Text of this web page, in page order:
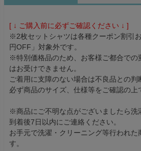
[ ↓ ご購入前に必ずご確認ください ↓ ]
※2枚セットシャツは各種クーポン割引
円OFF」対象外です。
※特別価格品のため、お客様ご都合での
はお受けできません。
ご着用に支障のない場合は不良品との判
必ず商品のサイズ、仕様等をご確認の上
※商品にご不明な点がございましたら洗
到着後7日以内にご連絡ください。
お手元で洗濯・クリーニング等行われた
す。